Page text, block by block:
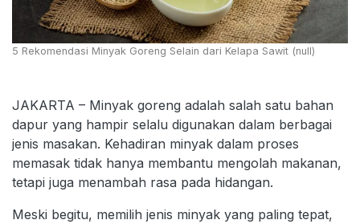
5 Rekomendasi Minyak Goreng Selain dari Kelapa Sawit (null)
JAKARTA – Minyak goreng adalah salah satu bahan
dapur yang hampir selalu digunakan dalam berbagai
jenis masakan. Kehadiran minyak dalam proses
memasak tidak hanya membantu mengolah makanan,
tetapi juga menambah rasa pada hidangan.
Meski begitu, memilih jenis minyak yang paling tepat,